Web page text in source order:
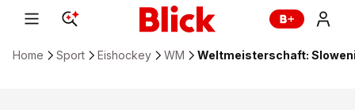
Home Sport Eishockey WM Weltmeisterschaft: